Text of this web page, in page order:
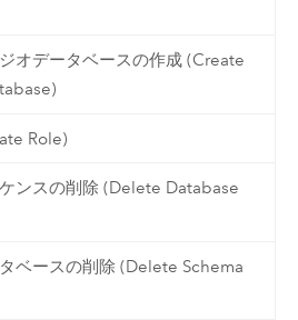
オデータベースの作成 (Create
Role)
ンスの削除 (Delete Database
ベースの削除 (Delete Schema